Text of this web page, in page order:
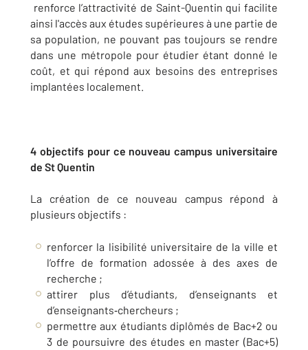
renforce l’attractivité de Saint-Quentin qui facilite
ainsi l'accès aux études supérieures à une partie de
sa population, ne pouvant pas toujours se rendre
dans une métropole pour étudier étant donné le
coût, et qui répond aux besoins des entreprises
implantées localement.
4 objectifs pour ce nouveau campus universitaire
de St Quentin
La création de ce nouveau campus répond à
plusieurs objectifs :
renforcer la lisibilité universitaire de la ville et
l’offre de formation adossée à des axes de
recherche ;
attirer plus d’étudiants, d’enseignants et
d’enseignants‐chercheurs ;
permettre aux étudiants diplômés de Bac+2 ou
3 de poursuivre des études en master (Bac+5)